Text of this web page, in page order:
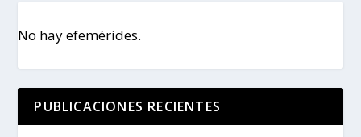
No hay efemérides.
PUBLICACIONES RECIENTES